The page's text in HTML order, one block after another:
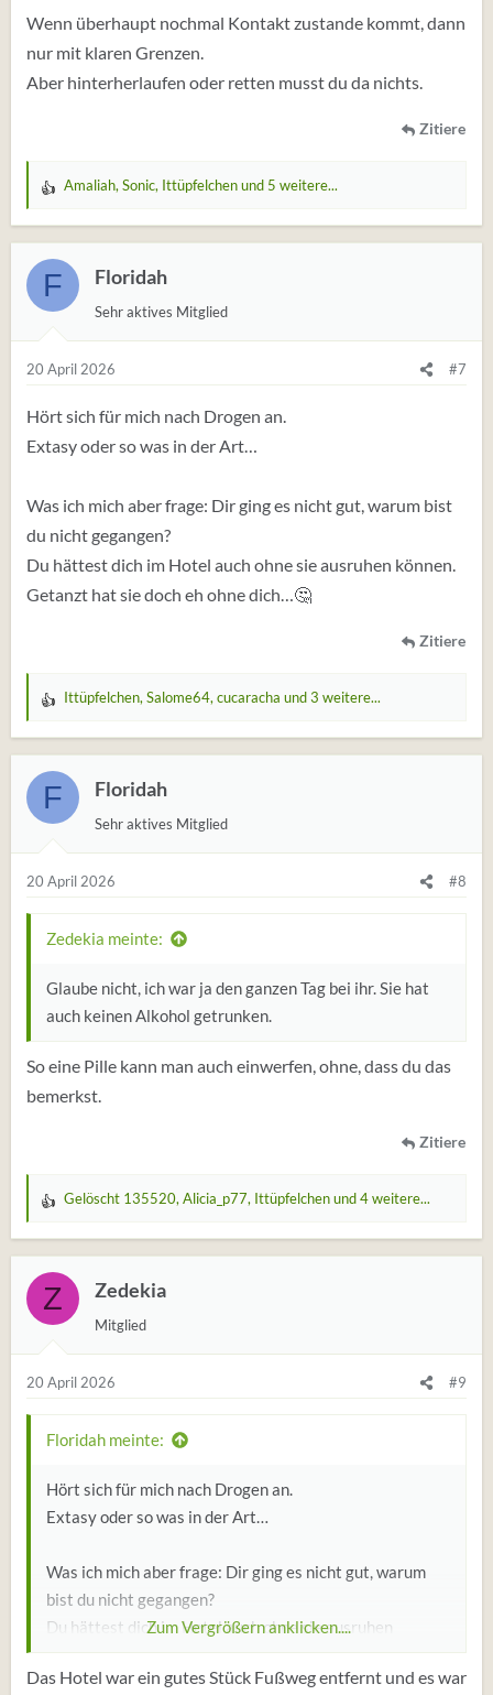
Wenn überhaupt nochmal Kontakt zustande kommt, dann
nur mit klaren Grenzen.
Aber hinterherlaufen oder retten musst du da nichts.
Zitiere
W
r
t
u
n
e
n
:
Amaliah, Sonic, Ittüpfelchenund 5 weitere...
F Floridah
Sehr aktives Mitglied
20 April 2026 #7
Hört sich für mich nach Drogen an.
Extasy oder so was in der Art…
Was ich mich aber frage: Dir ging es nicht gut, warum bist
du nicht gegangen?
Du hättest dich im Hotel auch ohne sie ausruhen können.
Getanzt hat sie doch eh ohne dich…🤔
Zitiere
W
r
t
u
n
e
n
Ittüpfelchen, Salome64, cucaracha und 3 weitere...
F Floridah
Sehr aktives Mitglied
20 April 2026 #8
Zedekia meinte:
Glaube nicht, ich war ja den ganzen Tag bei ihr. Sie hat
auch keinen Alkohol getrunken.
So eine Pille kann man auch einwerfen, ohne, dass du das
bemerkst.
Zitiere
W
r
t
u
n
e
n
Gelöscht 135520, Alicia_p77, Ittüpfelchenund 4 weitere...
Z Zedekia
Mitglied
20 April 2026 #9
Floridah meinte:
Hört sich für mich nach Drogen an.
Extasy oder so was in der Art…
Was ich mich aber frage: Dir ging es nicht gut, warum
bist du nicht gegangen?
Du hättest dich im Hotel auch ohne sie ausruhen
können.
Getanzt hat sie doch eh ohne dich…🤔
Zum Vergrößern anklicken....
Das Hotel war ein gutes Stück Fußweg entfernt und es war